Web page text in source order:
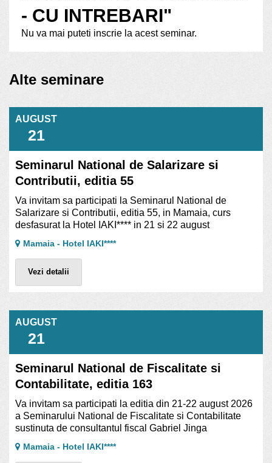
- CU INTREBARI"
Nu va mai puteti inscrie la acest seminar.
Alte seminare
AUGUST
21
Seminarul National de Salarizare si
Contributii, editia 55
Va invitam sa participati la Seminarul National de
Salarizare si Contributii, editia 55, in Mamaia, curs
desfasurat la Hotel IAKI**** in 21 si 22 august
Mamaia - Hotel IAKI****
Vezi detalii
AUGUST
21
Seminarul National de Fiscalitate si
Contabilitate, editia 163
Va invitam sa participati la editia din 21-22 august 2026
a Seminarului National de Fiscalitate si Contabilitate
sustinuta de consultantul fiscal Gabriel Jinga
Mamaia - Hotel IAKI****